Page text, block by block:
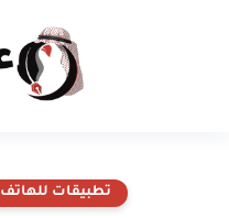
تطبيقات للهاتف